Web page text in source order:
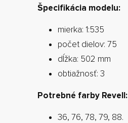
Špecifikácia modelu:
mierka: 1:535
počet dielov: 75
dĺžka: 502 mm
obtiažnosť: 3
Potrebné farby Revell:
36, 76, 78, 79, 88.